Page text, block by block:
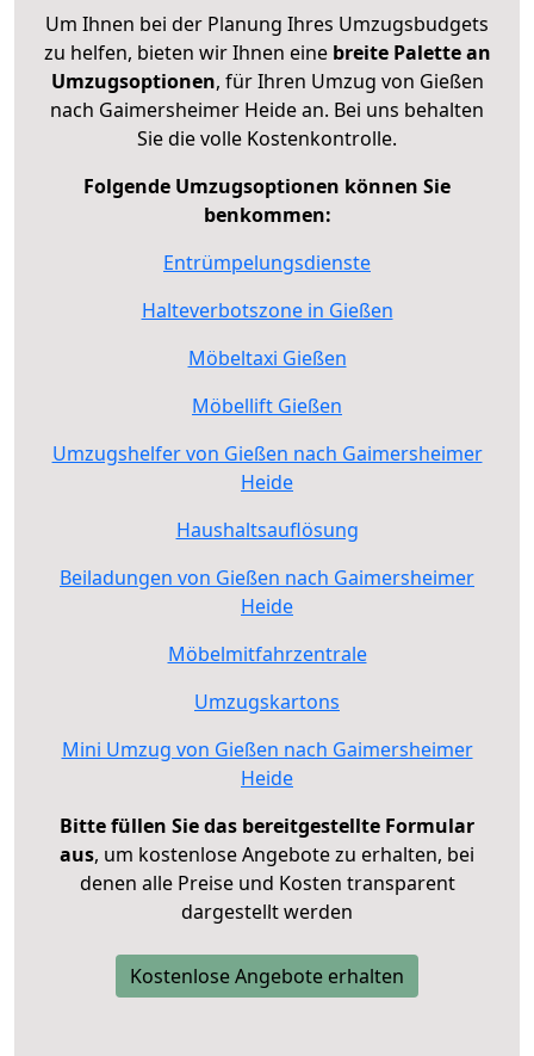
Um Ihnen bei der Planung Ihres Umzugsbudgets
zu helfen, bieten wir Ihnen eine breite Palette an
Umzugsoptionen, für Ihren Umzug von Gießen
nach Gaimersheimer Heide an. Bei uns behalten
Sie die volle Kostenkontrolle.
Folgende Umzugsoptionen können Sie
benkommen:
Entrümpelungsdienste
Halteverbotszone in Gießen
Möbeltaxi Gießen
Möbellift Gießen
Umzugshelfer von Gießen nach Gaimersheimer
Heide
Haushaltsauflösung
Beiladungen von Gießen nach Gaimersheimer
Heide
Möbelmitfahrzentrale
Umzugskartons
Mini Umzug von Gießen nach Gaimersheimer
Heide
Bitte füllen Sie das bereitgestellte Formular
aus, um kostenlose Angebote zu erhalten, bei
denen alle Preise und Kosten transparent
dargestellt werden
Kostenlose Angebote erhalten